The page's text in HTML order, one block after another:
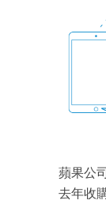
蘋果公
去年收